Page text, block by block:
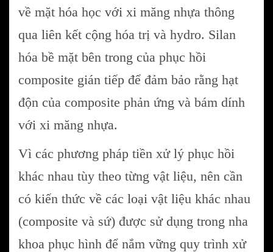
về mặt hóa học với xi măng nhựa thông
qua liên kết cộng hóa trị và hydro. Silan
hóa bề mặt bên trong của phục hồi
composite gián tiếp để đảm bảo rằng hạt
độn của composite phản ứng và bám dính
với xi măng nhựa.
Vì các phương pháp tiền xử lý phục hồi
khác nhau tùy theo từng vật liệu, nên cần
có kiến ​​thức về các loại vật liệu khác nhau
(composite và sứ) được sử dụng trong nha
khoa phục hình để nắm vững quy trình xử